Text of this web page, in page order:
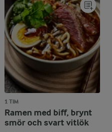
1 TIM
Ramen med biff, brynt
smör och svart vitlök